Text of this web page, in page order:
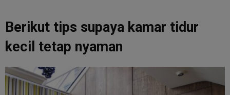
Berikut tips supaya kamar tidur
kecil tetap nyaman